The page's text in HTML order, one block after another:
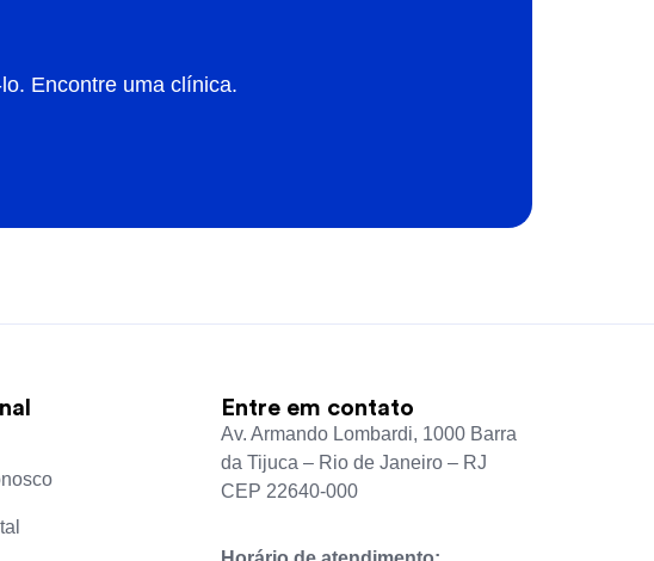
Encontre uma clínica.
Entre em contato
Av. Armando Lombardi, 1000 Barra
da Tijuca – Rio de Janeiro – RJ
CEP 22640-000